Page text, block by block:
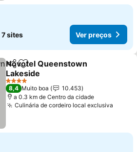
7 sites Ver preços
PartilharAdicionar aos favoritos
Novotel Queenstown
Lakeside
Ver preços
4 Estrelas
8,4 Muito boa
10.453
a 0.3 km de Centro da cidade
Culinária de cordeiro local exclusiva